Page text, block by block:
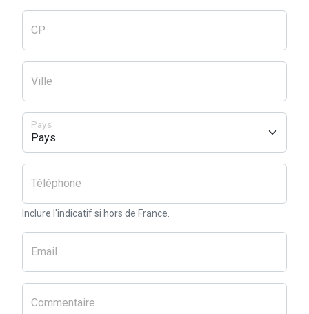
CP
Ville
Pays
Téléphone
Inclure l'indicatif si hors de France.
Email
Commentaire